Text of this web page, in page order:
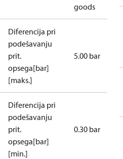
goods
Diferencija pri
podešavanju
prit.
opsega[bar]
[maks.]
5.00 bar
Diferencija pri
podešavanju
prit.
opsega[bar]
[min.]
0.30 bar